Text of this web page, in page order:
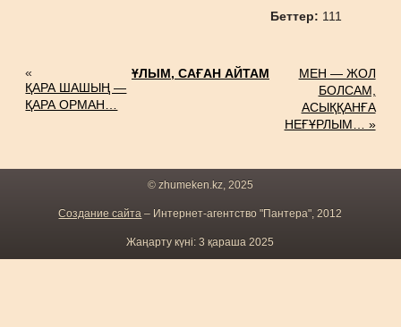
Беттер: 111
«
ҚАРА ШАШЫҢ —
ҚАРА ОРМАН…
ҰЛЫМ, САҒАН АЙТАМ
МЕН — ЖОЛ
БОЛСАМ,
АСЫҚҚАНҒА
НЕҒҰРЛЫМ… »
© zhumeken.kz, 2025
Создание сайта – Интернет-агентство "Пантера", 2012
Жаңарту күні: 3 қараша 2025